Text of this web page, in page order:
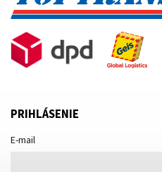
PRIHLÁSENIE
E-mail